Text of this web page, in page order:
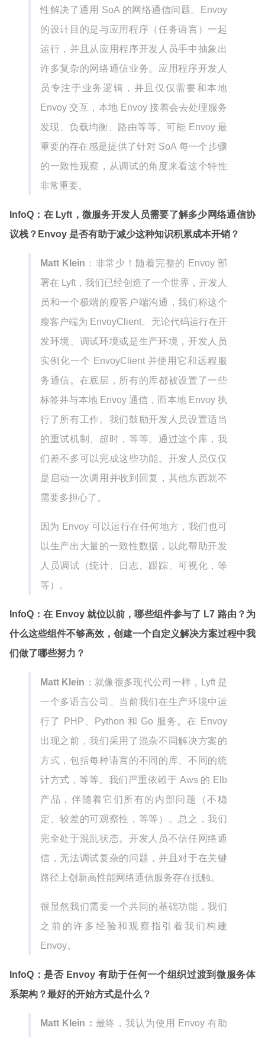
性解决了通用 SoA 的网络通信问题。Envoy
的设计目的是与应用程序（任务语言）一起
运行，并且从应用程序开发人员手中抽象出
许多复杂的网络通信业务。应用程序开发人
员专注于业务逻辑，并且仅仅需要和本地
Envoy 交互，本地 Envoy 接着会去处理服务
发现、负载均衡、路由等等。可能 Envoy 最
重要的存在感是提供了针对 SoA 每一个步骤
的一致性观察，从调试的角度来看这个特性
非常重要。
InfoQ：在 Lyft，微服务开发人员需要了解多少网络通信协
议栈？Envoy 是否有助于减少这种知识积累成本开销？
Matt Klein ：非常少！随着完整的 Envoy 部
署在 Lyft，我们已经创造了一个世界，开发人
员和一个极端的瘦客户端沟通，我们称这个
瘦客户端为 EnvoyClient。无论代码运行在开
发环境、调试环境或是生产环境，开发人员
实例化一个 EnvoyClient 并使用它和远程服
务通信。在底层，所有的库都被设置了一些
标签并与本地 Envoy 通信，而本地 Envoy 执
行了所有工作。我们鼓励开发人员设置适当
的重试机制、超时，等等。通过这个库，我
们差不多可以完成这些功能。开发人员仅仅
是启动一次调用并收到回复，其他东西就不
需要多担心了。
因为 Envoy 可以运行在任何地方，我们也可
以生产出大量的一致性数据，以此帮助开发
人员调试（统计、日志、跟踪、可视化，等
等）。
InfoQ：在 Envoy 就位以前，哪些组件参与了 L7 路由？为
什么这些组件不够高效，创建一个自定义解决方案过程中我
们做了哪些努力？
Matt Klein ：就像很多现代公司一样，Lyft 是
一个多语言公司。当前我们在生产环境中运
行了 PHP、Python 和 Go 服务。在 Envoy
出现之前，我们采用了混杂不同解决方案的
方式，包括每种语言的不同的库、不同的统
计方式，等等。我们严重依赖于 Aws 的 Elb
产品，伴随着它们所有的内部问题（不稳
定、较差的可观察性，等等）。总之，我们
完全处于混乱状态。开发人员不信任网络通
信，无法调试复杂的问题，并且对于在关键
路径上创新高性能网络通信服务存在抵触。
很显然我们需要一个共同的基础功能，我们
之前的许多经验和观察指引着我们构建
Envoy。
InfoQ：是否 Envoy 有助于任何一个组织过渡到微服务体
系架构？最好的开始方式是什么？
Matt Klein： 最终，我认为使用 Envoy 有助